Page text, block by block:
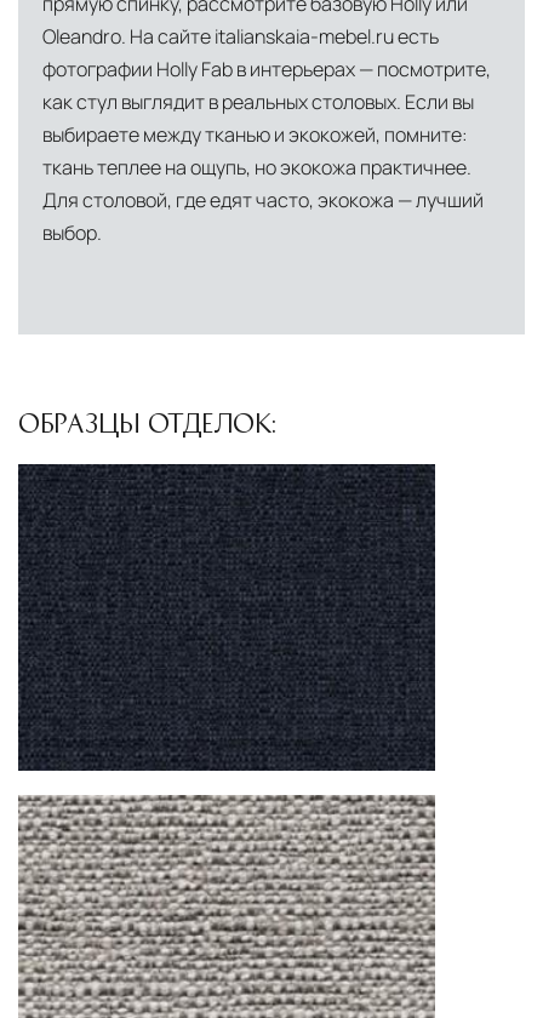
Oleandro. На сайте italianskaia-mebel.ru есть
фотографии Holly Fab в интерьерах — посмотрите,
как стул выглядит в реальных столовых. Если вы
выбираете между тканью и экокожей, помните:
ткань теплее на ощупь, но экокожа практичнее.
Для столовой, где едят часто, экокожа — лучший
выбор.
ОБРАЗЦЫ ОТДЕЛОК: